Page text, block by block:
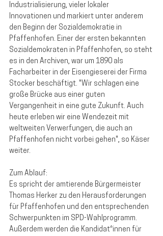
Industrialisierung, vieler lokaler
Innovationen und markiert unter anderem
den Beginn der Sozialdemokratie in
Pfaffenhofen. Einer der ersten bekannten
Sozialdemokraten in Pfaffenhofen, so steht
es in den Archiven, war um 1890 als
Facharbeiter in der Eisengieserei der Firma
Stocker beschäftigt. "Wir schlagen eine
große Brücke aus einer guten
Vergangenheit in eine gute Zukunft. Auch
heute erleben wir eine Wendezeit mit
weltweiten Verwerfungen, die auch an
Pfaffenhofen nicht vorbei gehen", so Käser
weiter.
Zum Ablauf:
Es spricht der amtierende Bürgermeister
Thomas Herker zu den Herausforderungen
für Pfaffenhofen und den entsprechenden
Schwerpunkten im SPD-Wahlprogramm.
Außerdem werden die Kandidat*innen für